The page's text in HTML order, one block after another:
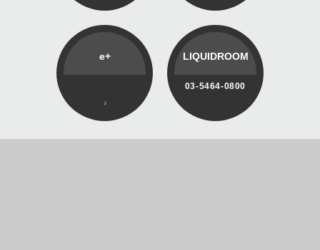
e+ LIQUIDROOM
03-5464-0800